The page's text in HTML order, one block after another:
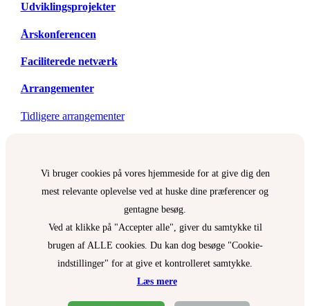
Udviklingsprojekter
Årskonferencen
Faciliterede netværk
Arrangementer
Tidligere arrangementer
Vi bruger cookies på vores hjemmeside for at give dig den
mest relevante oplevelse ved at huske dine præferencer og
gentagne besøg.
Ved at klikke på "Accepter alle", giver du samtykke til
brugen af ALLE cookies. Du kan dog besøge "Cookie-
indstillinger" for at give et kontrolleret samtykke.
Læs mere